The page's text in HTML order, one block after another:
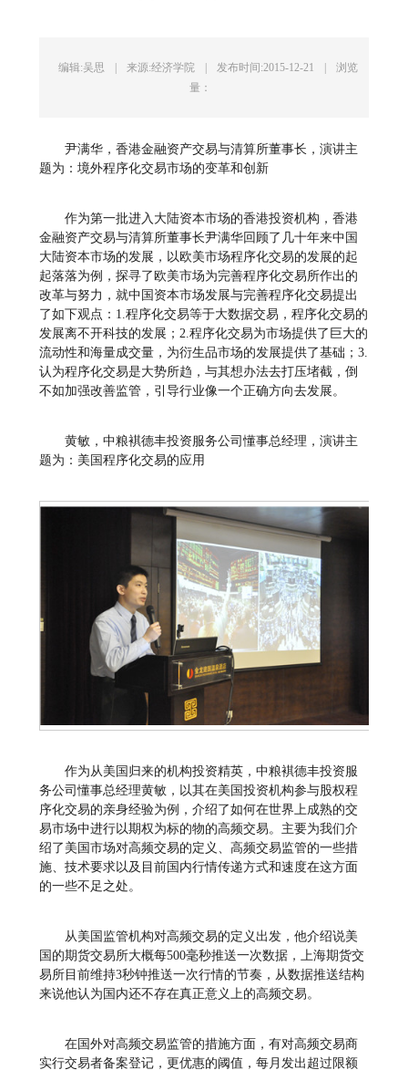
编辑:吴思 | 来源:经济学院 | 发布时间:2015-12-21 |
浏览
量：
尹满华，香港金融资产交易与清算所董事长，演讲主
题为：境外程序化交易市场的变革和创新
作为第一批进入大陆资本市场的香港投资机构，香港
金融资产交易与清算所董事长尹满华回顾了几十年来中国
大陆资本市场的发展，以欧美市场程序化交易的发展的起
起落落为例，探寻了欧美市场为完善程序化交易所作出的
改革与努力，就中国资本市场发展与完善程序化交易提出
了如下观点：1.程序化交易等于大数据交易，程序化交易的
发展离不开科技的发展；2.程序化交易为市场提供了巨大的
流动性和海量成交量，为衍生品市场的发展提供了基础；3.
认为程序化交易是大势所趋，与其想办法去打压堵截，倒
不如加强改善监管，引导行业像一个正确方向去发展。
黄敏，中粮褀德丰投资服务公司懂事总经理，演讲主
题为：美国程序化交易的应用
作为从美国归来的机构投资精英，中粮褀德丰投资服
务公司懂事总经理黄敏，以其在美国投资机构参与股权程
序化交易的亲身经验为例，介绍了如何在世界上成熟的交
易市场中进行以期权为标的物的高频交易。主要为我们介
绍了美国市场对高频交易的定义、高频交易监管的一些措
施、技术要求以及目前国内行情传递方式和速度在这方面
的一些不足之处。
从美国监管机构对高频交易的定义出发，他介绍说美
国的期货交易所大概每500毫秒推送一次数据，上海期货交
易所目前维持3秒钟推送一次行情的节奏，从数据推送结构
来说他认为国内还不存在真正意义上的高频交易。
在国外对高频交易监管的措施方面，有对高频交易商
实行交易者备案登记，更优惠的阈值，每月发出超过限额